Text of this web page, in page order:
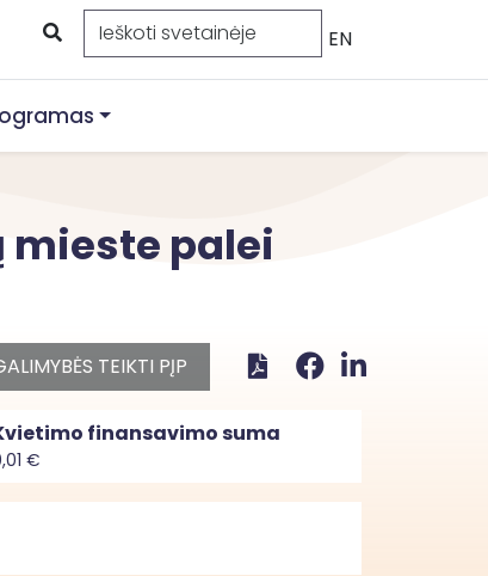
EN
palei
TEIKTI PĮP
finansavimo suma
€